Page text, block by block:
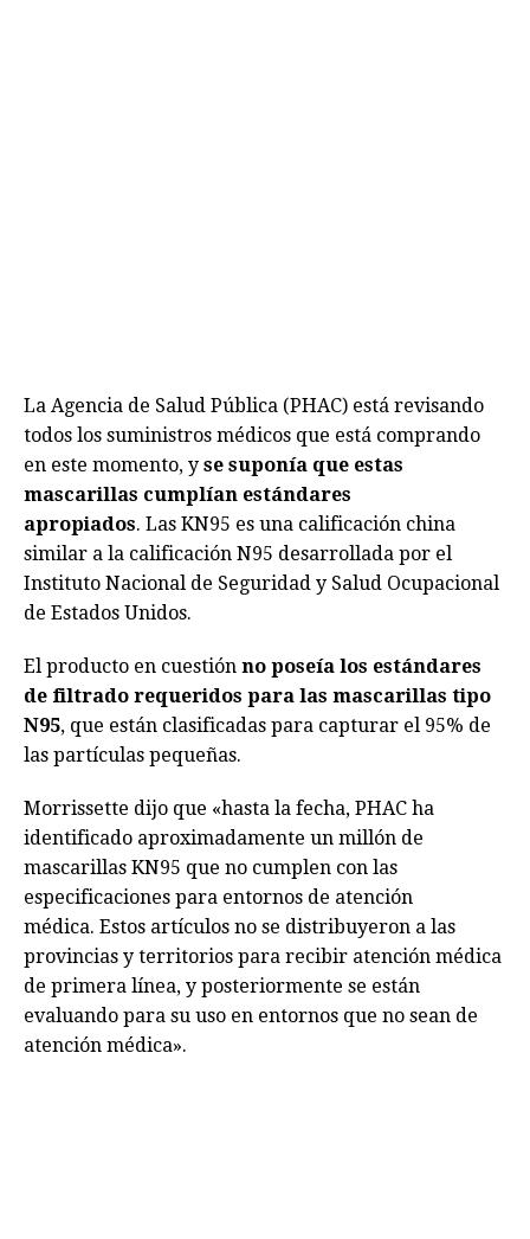
La Agencia de Salud Pública (PHAC) está revisando
todos los suministros médicos que está comprando
en este momento, y se suponía que estas
mascarillas cumplían estándares
apropiados. Las KN95 es una calificación china
similar a la calificación N95 desarrollada por el
Instituto Nacional de Seguridad y Salud Ocupacional
de Estados Unidos.
El producto en cuestión no poseía los estándares
de filtrado requeridos para las mascarillas tipo
N95, que están clasificadas para capturar el 95% de
las partículas pequeñas.
Morrissette dijo que «hasta la fecha, PHAC ha
identificado aproximadamente un millón de
mascarillas KN95 que no cumplen con las
especificaciones para entornos de atención
médica. Estos artículos no se distribuyeron a las
provincias y territorios para recibir atención médica
de primera línea, y posteriormente se están
evaluando para su uso en entornos que no sean de
atención médica».